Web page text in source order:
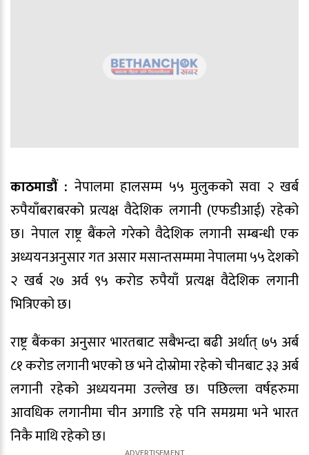
काठमाडौं : नेपालमा हालसम्म ५५ मुलुकको सवा २ खर्ब
रुपैयाँबराबरको प्रत्यक्ष वैदेशिक लगानी (एफडीआई) रहेको
छ। नेपाल राष्ट्र बैंकले गरेको वैदेशिक लगानी सम्बन्धी एक
अध्ययनअनुसार गत असार मसान्तसम्ममा नेपालमा ५५ देशको
२ खर्ब २७ अर्व ९५ करोड रुपैयाँ प्रत्यक्ष वैदेशिक लगानी
भित्रिएको छ।
राष्ट्र बैंकका अनुसार भारतबाट सबैभन्दा बढी अर्थात् ७५ अर्ब
८१ करोड लगानी भएको छ भने दोस्रोमा रहेको चीनबाट ३३ अर्ब
लगानी रहेको अध्ययनमा उल्लेख छ। पछिल्ला वर्षहरुमा
आवधिक लगानीमा चीन अगाडि रहे पनि समग्रमा भने भारत
निकै माथि रहेको छ।